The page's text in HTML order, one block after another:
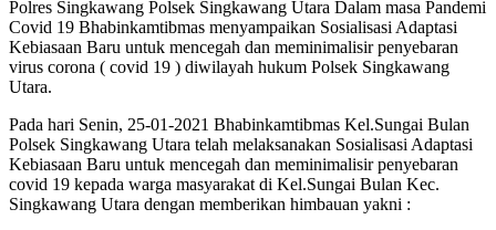
Polres Singkawang Polsek Singkawang Utara Dalam masa Pandemi
Covid 19 Bhabinkamtibmas menyampaikan Sosialisasi Adaptasi
Kebiasaan Baru untuk mencegah dan meminimalisir penyebaran
virus corona ( covid 19 ) diwilayah hukum Polsek Singkawang
Utara.
Pada hari Senin, 25-01-2021 Bhabinkamtibmas Kel.Sungai Bulan
Polsek Singkawang Utara telah melaksanakan Sosialisasi Adaptasi
Kebiasaan Baru untuk mencegah dan meminimalisir penyebaran
covid 19 kepada warga masyarakat di Kel.Sungai Bulan Kec.
Singkawang Utara dengan memberikan himbauan yakni :